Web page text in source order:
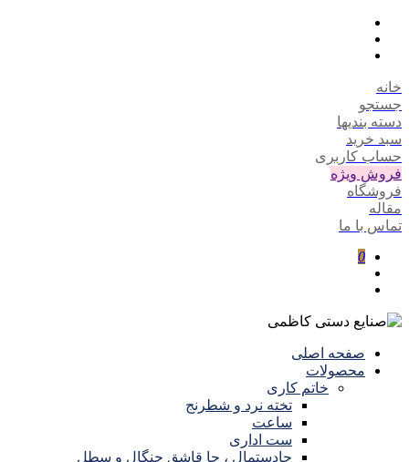
خانه
جستجو
دسته بندیها
سبد خرید
حساب کاربری
فروش ویژه
فروشگاه
مقاله
تماس با ما
0
صفحه اصلی
محصولات
خاتم کاری
تخته نرد و شطرنج
ساعت
ست اداری
جادستمال ، جا قاشق چنگال و سطل